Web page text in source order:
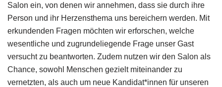
Salon ein, von denen wir annehmen, dass sie durch ihre
Person und ihr Herzensthema uns bereichern werden. Mit
erkundenden Fragen möchten wir erforschen, welche
wesentliche und zugrundeliegende Frage unser Gast
versucht zu beantworten. Zudem nutzen wir den Salon als
Chance, sowohl Menschen gezielt miteinander zu
vernetzten, als auch um neue Kandidat*innen für unseren